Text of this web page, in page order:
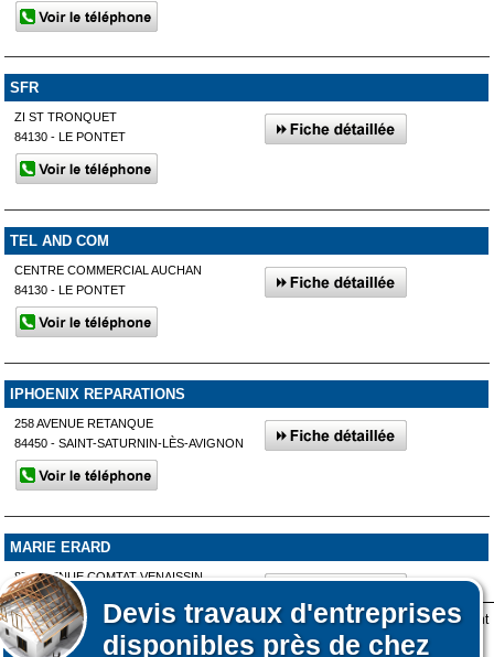
Devis travaux d'entreprises
disponibles près de chez
SFR
ZI ST TRONQUET
84130 - LE PONTET
TEL AND COM
CENTRE COMMERCIAL AUCHAN
84130 - LE PONTET
IPHOENIX REPARATIONS
258 AVENUE RETANQUE
84450 - SAINT-SATURNIN-LÈS-AVIGNON
MARIE ERARD
871 AVENUE COMTAT VENAISSIN
84700 - SORGUES
Lors de votre visite sur notre site des fichiers informatiques nommés cookies sont
déposés sur votre terminal. Ces cookies sont utilisés pour la navigation, le